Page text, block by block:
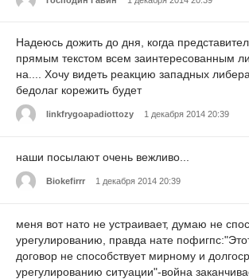
Надеюсь дожить до дня, когда
прямым текстом всем заинтересованным
на.... Хочу видеть реакцию западных
бедолаг корежить будет
linkfrygoapadiottozy 1 декабря 2014 20:39
наши посылают очень вежливо...
Biokefirrr 1 декабря 2014 20:39
меня вот нато не устраивает, думаю не
урегулированию, правда нате
договор не способствует мирному и
урегулированию ситуации"-война